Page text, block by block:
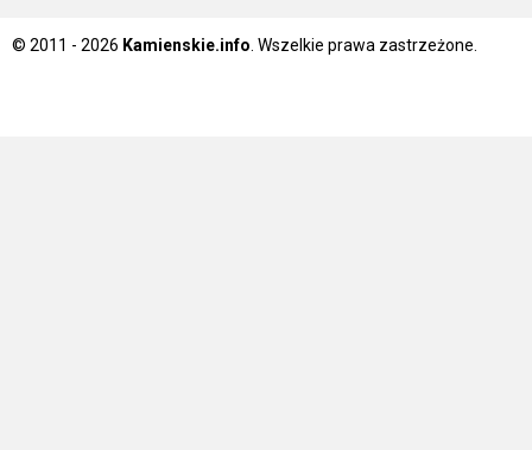
© 2011 - 2026 Kamienskie.info . Wszelkie prawa zastrzeżone.